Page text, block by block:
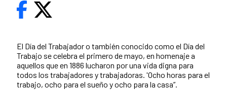
El Día del Trabajador o también conocido como el Día del
Trabajo se celebra el primero de mayo, en homenaje a
aquellos que en 1886 lucharon por una vida digna para
todos los trabajadores y trabajadoras. 'Ocho horas para el
trabajo, ocho para el sueño y ocho para la casa”.